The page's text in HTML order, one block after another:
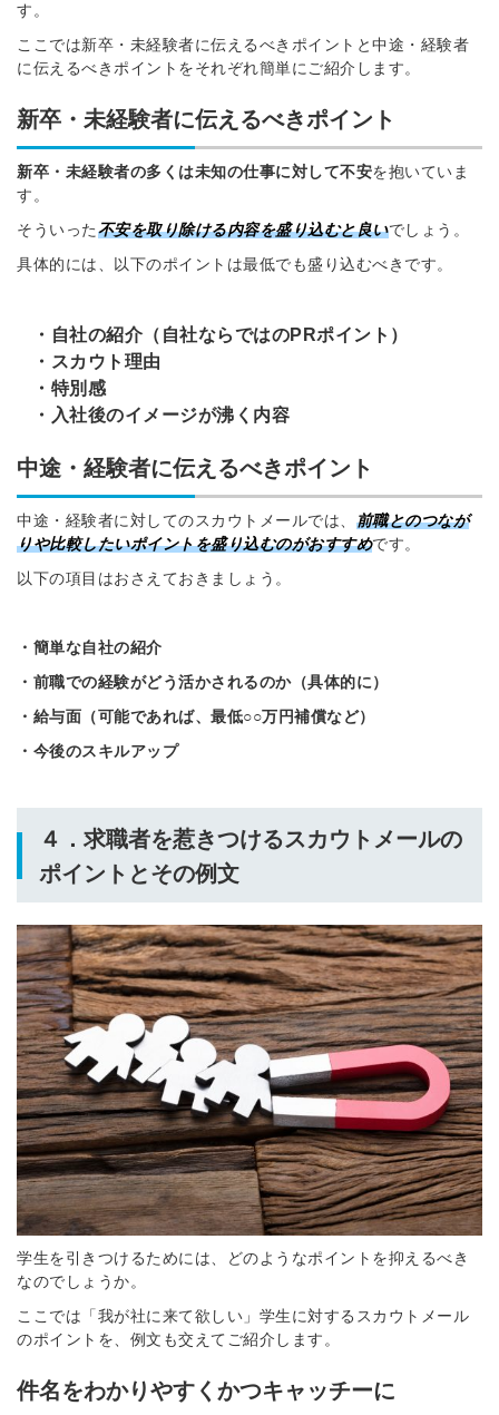
す。
ここでは新卒・未経験者に伝えるべきポイントと中途・経験者
に伝えるべきポイントをそれぞれ簡単にご紹介します。
新卒・未経験者に伝えるべきポイント
新卒・未経験者の多くは未知の仕事に対して不安を抱いていま
す。
そういった不安を取り除ける内容を盛り込むと良いでしょう。
具体的には、以下のポイントは最低でも盛り込むべきです。
・自社の紹介（自社ならではのPRポイント）
・スカウト理由
・特別感
・入社後のイメージが沸く内容
中途・経験者に伝えるべきポイント
中途・経験者に対してのスカウトメールでは、 前職とのつなが
りや比較したいポイントを盛り込むのがおすすめです。
以下の項目はおさえておきましょう。
・簡単な自社の紹介
・前職での経験がどう活かされるのか（具体的に）
・給与面（可能であれば、最低○○万円補償など）
・今後のスキルアップ
４．求職者を惹きつけるスカウトメールの
ポイントとその例文
学生を引きつけるためには、どのようなポイントを抑えるべき
なのでしょうか。
ここでは「我が社に来て欲しい」学生に対するスカウトメール
のポイントを、例文も交えてご紹介します。
件名をわかりやすくかつキャッチーに
をご利用する
要です。
簡単10秒！無料会員登録
採用課題の解決、新しい採用の
取り組みなどを取材したインタ
ビュー記事が読める
採用にまつわる独自の調査レポ
メールアドレス